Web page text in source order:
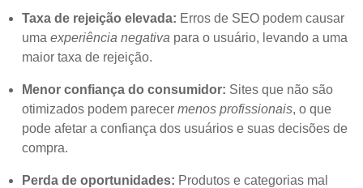
Taxa de rejeição elevada: Erros de SEO podem causar
umaexperiência negativa para o usuário, levando a uma
maior taxa de rejeição.
Menor confiança do consumidor: Sites que não são
otimizados podem parecermenos profissionais, o que
pode afetar a confiança dos usuários e suas decisões de
compra.
Perda de oportunidades: Produtos e categorias mal